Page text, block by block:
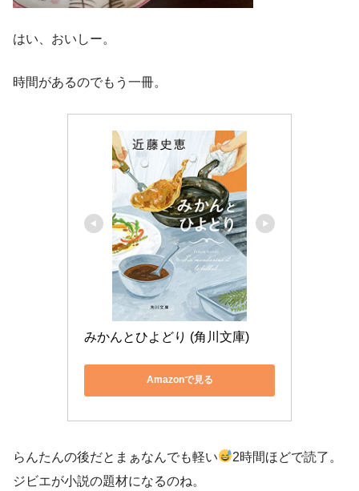
はい、おいしー。
時間があるのでもう一冊。
みかんとひよどり (角川文庫)
Amazonで見る
らんたんの後だとまぁなんでも軽い
2時間ほどで読了。
ジビエが小説の題材になるのね。